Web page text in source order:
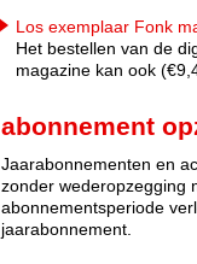
Los exemplaar Fonk
Het bestellen van de
magazine kan ook
abonnement
Jaarabonnementen en
zonder wederopzegging
abonnementsperiode
jaarabonnement.